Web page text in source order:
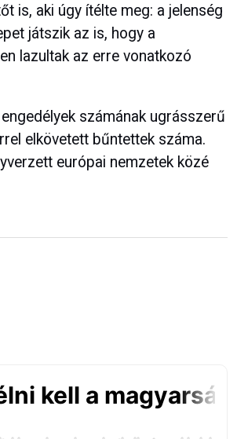
is, aki úgy ítélte meg: a jelenség
játszik az is, hogy a
lazultak az erre vonatkozó
számának ugrásszerű
elkövetett bűntettek száma.
európai nemzetek közé